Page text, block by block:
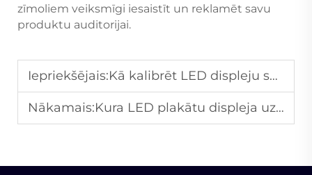
zīmoliem veiksmīgi iesaistīt un reklamēt savu
produktu auditorijai.
Iepriekšējais:Kā kalibrēt LED displeju spilgtumu, lai nodrošinātu vienmērīgu skatīšanās pieredzi?
Nākamais:Kura LED plakātu displeja uzstādīšanas metode ir ērtākā veikaliem?